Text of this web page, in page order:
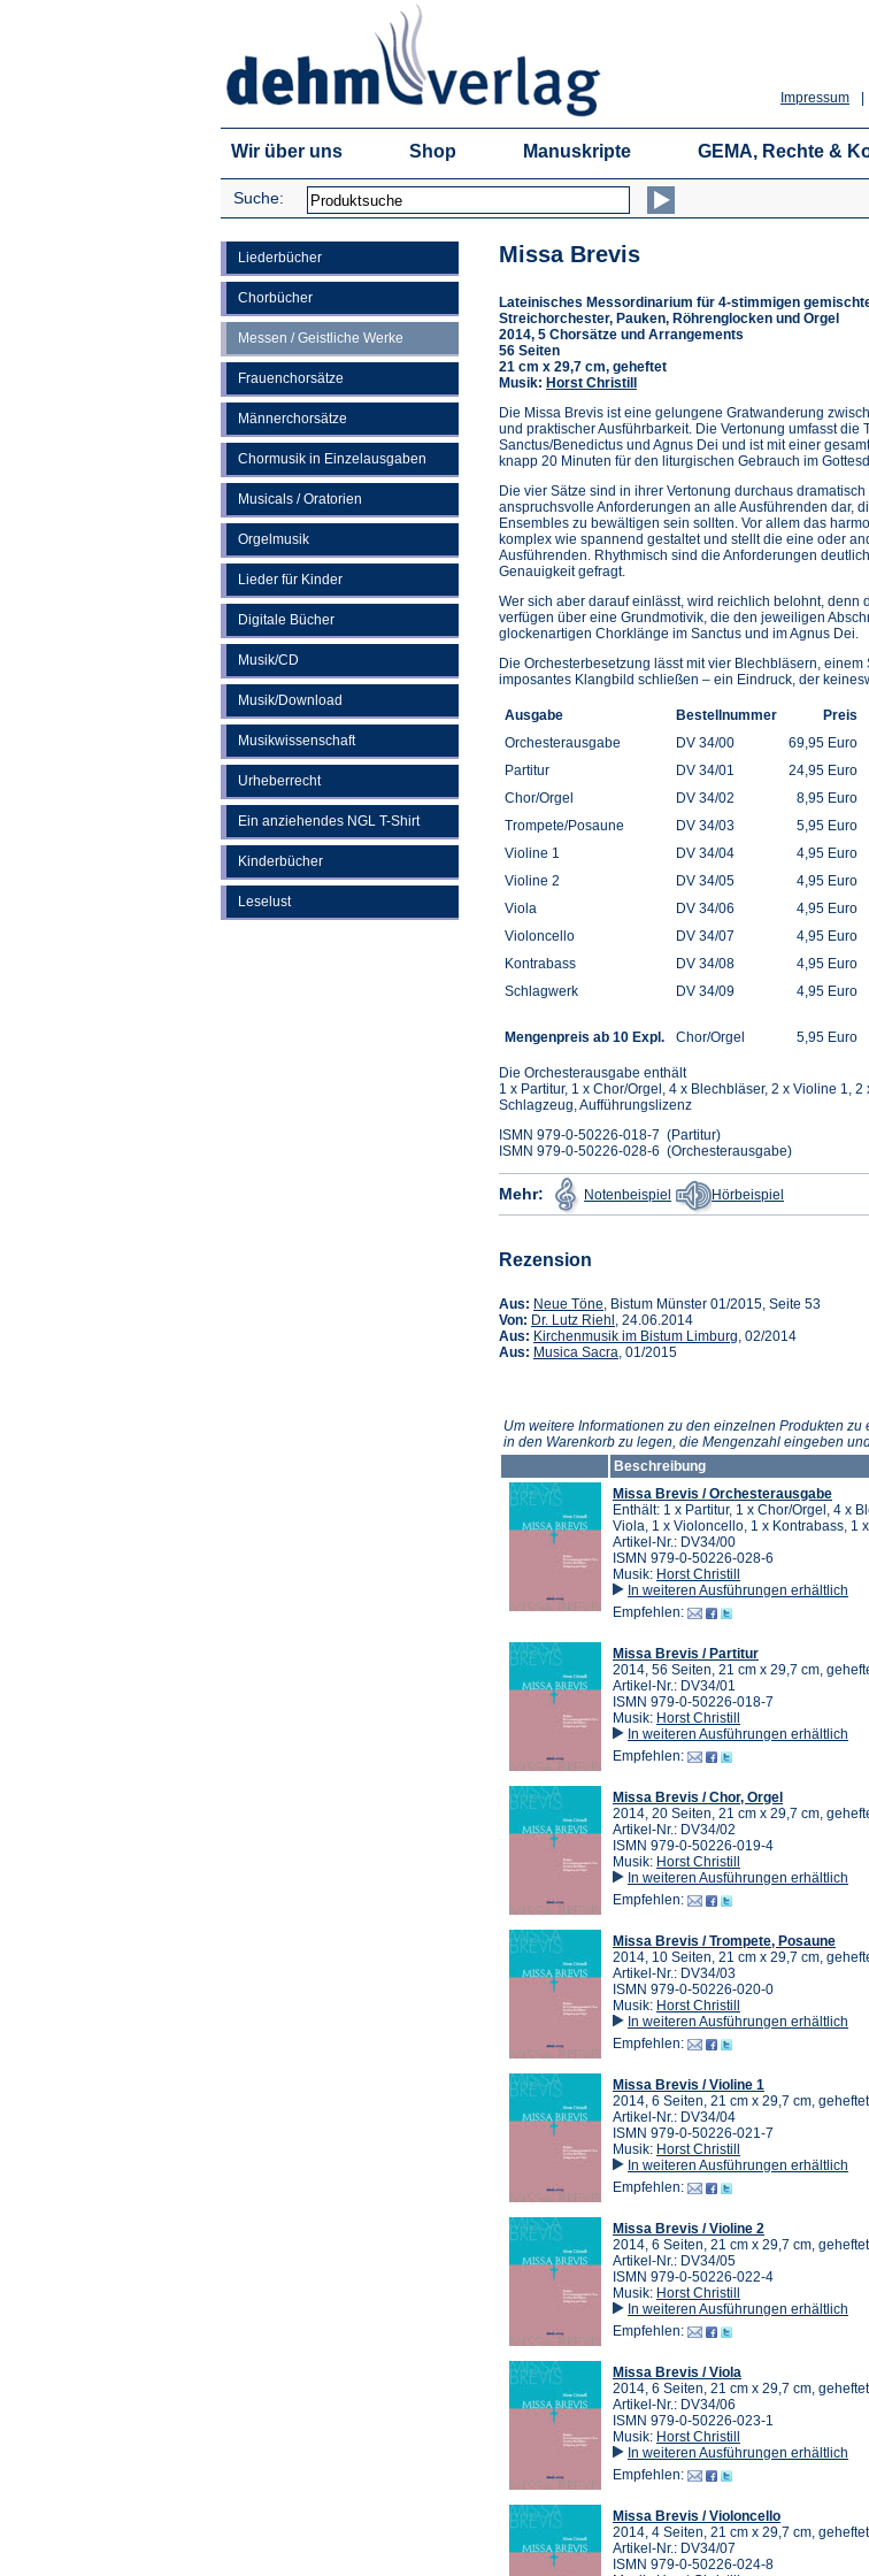
Impressum
Wir über uns Shop Manuskripte GEMA, Rechte &
Suche:
Liederbücher
Chorbücher
Messen / Geistliche Werke
Frauenchorsätze
Männerchorsätze
Chormusik in Einzelausgaben
Musicals / Oratorien
Orgelmusik
Lieder für Kinder
Digitale Bücher
Musik/CD
Musik/Download
Musikwissenschaft
Urheberrecht
Ein anziehendes NGL T-Shirt
Kinderbücher
Leselust
Missa Brevis
Lateinisches Messordinarium für 4-stimmigen
Streichorchester, Pauken, Röhrenglocken und Orgel
2014, 5 Chorsätze und Arrangements
56 Seiten
21 cm x 29,7 cm, geheftet
Musik: Horst Christill
Die Missa Brevis ist eine gelungene Gratwanderung
und praktischer Ausführbarkeit. Die Vertonung umfasst die
Sanctus/Benedictus und Agnus Dei und ist mit einer
knapp 20 Minuten für den liturgischen Gebrauch im
Die vier Sätze sind in ihrer Vertonung durchaus
anspruchsvolle Anforderungen an alle Ausführenden dar,
Ensembles zu bewältigen sein sollten. Vor allem das
komplex wie spannend gestaltet und stellt die eine oder
Ausführenden. Rhythmisch sind die Anforderungen
Genauigkeit gefragt.
Wer sich aber darauf einlässt, wird reichlich belohnt,
verfügen über eine Grundmotivik, die den jeweiligen
glockenartigen Chorklänge im Sanctus und im Agnus Dei.
Die Orchesterbesetzung lässt mit vier Blechbläsern,
imposantes Klangbild schließen – ein Eindruck, der
Ausgabe Bestellnummer
Preis
Orchesterausgabe
DV 34/00
69,95 Euro
Partitur
DV 34/01
24,95 Euro
Chor/Orgel
DV 34/02
8,95 Euro
Trompete/Posaune
DV 34/03
5,95 Euro
Violine 1
DV 34/04
4,95 Euro
Violine 2
DV 34/05
4,95 Euro
Viola
DV 34/06
4,95 Euro
Violoncello
DV 34/07
4,95 Euro
Kontrabass
DV 34/08
4,95 Euro
Schlagwerk
DV 34/09 4,95 Euro
Mengenpreis ab 10 Expl. Chor/Orgel 5,95 Euro
Die Orchesterausgabe enthält
1 x Partitur, 1 x Chor/Orgel, 4 x Blechbläser, 2 x Violine 1,
Schlagzeug, Aufführungslizenz
ISMN 979-0-50226-018-7 (Partitur)
ISMN 979-0-50226-028-6 (Orchesterausgabe)
Mehr: Notenbeispiel
(Öffnet
in
einem
Hörbeispiel in
einem
Rezension
Aus: Neue Töne (Öffnet
in
einem
neuen
, Bistum Münster 01/2015, Seite 53
Von: Dr. Lutz Riehl
(Öffnet
in
einem
, 24.06.2014
Aus: Kirchenmusik im Bistum Limburg (Öffnet
, 02/2014
Aus: Musica Sacra (Öffnet
, 01/2015
Um weitere Informationen zu den einzelnen Produkten
in den Warenkorb zu legen, die Mengenzahl eingeben
Beschreibung
Missa Brevis / Orchesterausgabe
Enthält: 1 x Partitur, 1 x Chor/Orgel, 4 x
Viola, 1 x Violoncello, 1 x Kontrabass, 1
Artikel-Nr.: DV34/00
ISMN 979-0-50226-028-6
Musik: Horst Christill
In weiteren Ausführungen erhältlich
Empfehlen:
Missa Brevis / Partitur
2014, 56 Seiten, 21 cm x 29,7 cm,
Artikel-Nr.: DV34/01
ISMN 979-0-50226-018-7
Musik: Horst Christill
In weiteren Ausführungen erhältlich
Empfehlen:
Missa Brevis / Chor, Orgel
2014, 20 Seiten, 21 cm x 29,7 cm,
Artikel-Nr.: DV34/02
ISMN 979-0-50226-019-4
Musik: Horst Christill
In weiteren Ausführungen erhältlich
Empfehlen:
Missa Brevis / Trompete, Posaune
2014, 10 Seiten, 21 cm x 29,7 cm,
Artikel-Nr.: DV34/03
ISMN 979-0-50226-020-0
Musik: Horst Christill
In weiteren Ausführungen erhältlich
Empfehlen:
Missa Brevis / Violine 1
2014, 6 Seiten, 21 cm x 29,7 cm, geheftet
Artikel-Nr.: DV34/04
ISMN 979-0-50226-021-7
Musik: Horst Christill
In weiteren Ausführungen erhältlich
Empfehlen:
Missa Brevis / Violine 2
2014, 6 Seiten, 21 cm x 29,7 cm, geheftet
Artikel-Nr.: DV34/05
ISMN 979-0-50226-022-4
Musik: Horst Christill
In weiteren Ausführungen erhältlich
Empfehlen:
Missa Brevis / Viola
2014, 6 Seiten, 21 cm x 29,7 cm, geheftet
Artikel-Nr.: DV34/06
ISMN 979-0-50226-023-1
Musik: Horst Christill
In weiteren Ausführungen erhältlich
Empfehlen:
Missa Brevis / Violoncello
2014, 4 Seiten, 21 cm x 29,7 cm, geheftet
Artikel-Nr.: DV34/07
ISMN 979-0-50226-024-8